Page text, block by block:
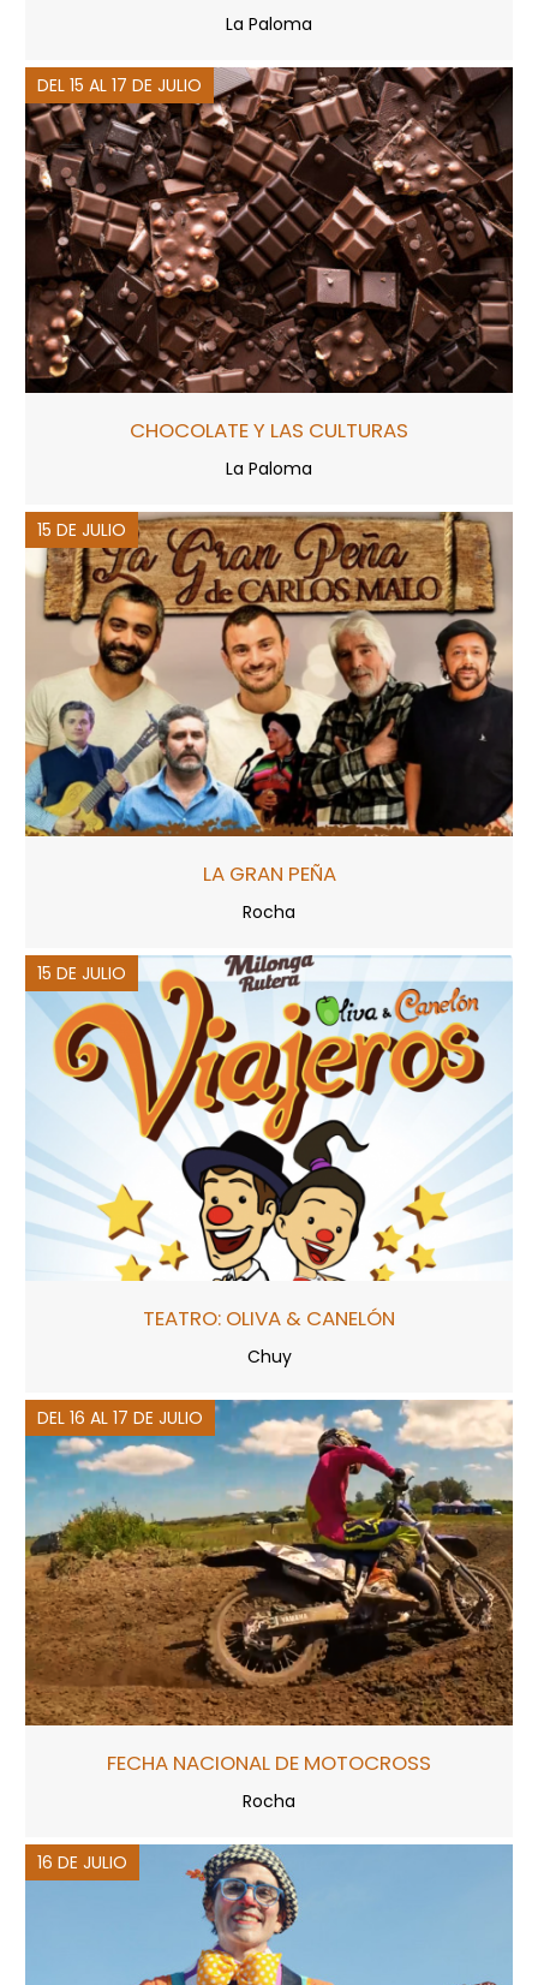
La Paloma
DEL 15 AL 17 DE JULIO
CHOCOLATE Y LAS CULTURAS
La Paloma
15 DE JULIO
LA GRAN PEÑA
Rocha
15 DE JULIO
TEATRO: OLIVA & CANELÓN
Chuy
DEL 16 AL 17 DE JULIO
FECHA NACIONAL DE MOTOCROSS
Rocha
16 DE JULIO